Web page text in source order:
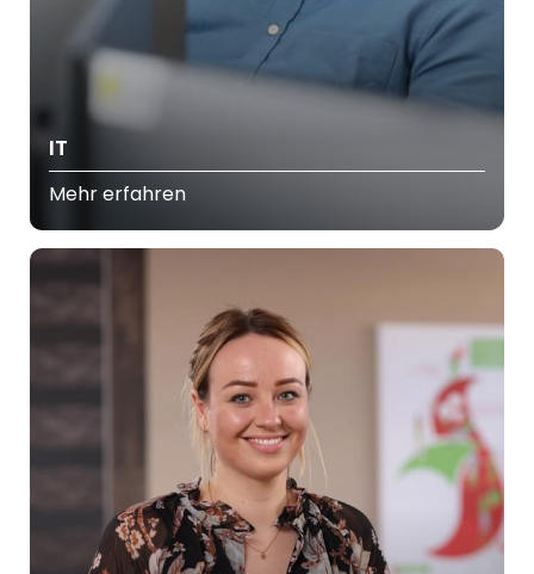
IT
Mehr erfahren